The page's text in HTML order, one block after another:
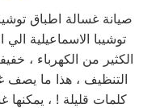
توشيبا الاسماعيلية
الكثير من الكهرباء ،
التنظيف ، هذا ما يصف
كلمات قليلة ! ،